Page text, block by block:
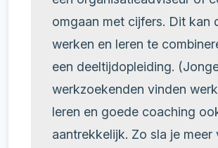
omgaan met cijfers. Dit kan
werken en leren te
een deeltijdopleiding.
werkzoekenden vinden
leren en goede coaching
aantrekkelijk. Zo sla je meer